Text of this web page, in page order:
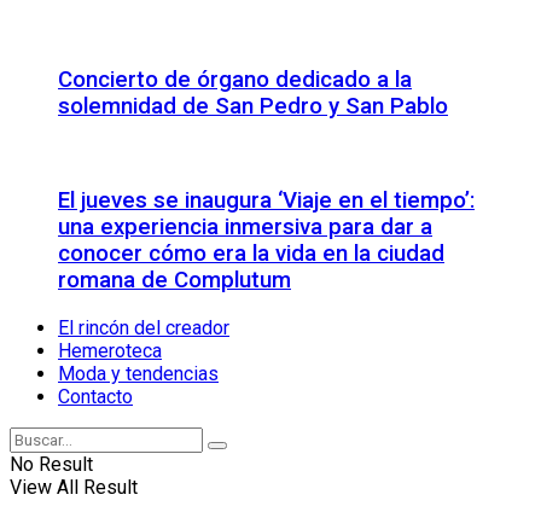
Concierto de órgano dedicado a la
solemnidad de San Pedro y San Pablo
El jueves se inaugura ‘Viaje en el tiempo’:
una experiencia inmersiva para dar a
conocer cómo era la vida en la ciudad
romana de Complutum
El rincón del creador
Hemeroteca
Moda y tendencias
Contacto
No Result
View All Result